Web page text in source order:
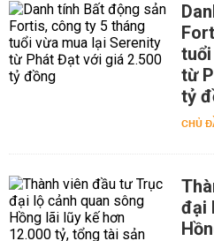
từ
tỷ
CHỦ
đại